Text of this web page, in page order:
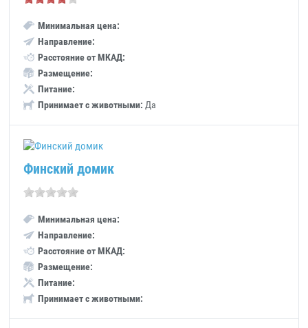
Минимальная цена:
Направление:
Расстояние от МКАД:
Размещение:
Питание:
Принимает с животными: Да
Финский домик
Минимальная цена:
Направление:
Расстояние от МКАД:
Размещение:
Питание:
Принимает с животными: